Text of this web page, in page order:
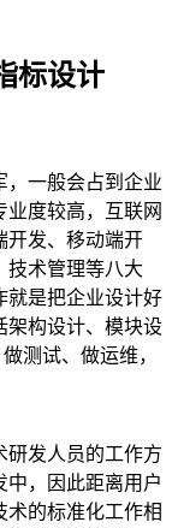
标设计
，一般会占到企业
度较高，互联网
开发、移动端开
技术管理等八大
就是把企业设计好
架构设计、模块设
测试、做运维，
研发人员的工作方
中，因此距离用户
术的标准化工作相